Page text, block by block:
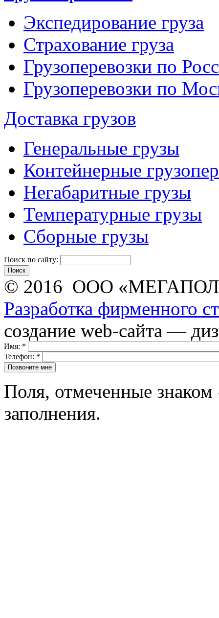
Экспедирование груза
Страхование груза
Грузоперевозки по
Грузоперевозки по
Доставка грузов
Генеральные грузы
Контейнерные
Негабаритные грузы
Температурные грузы
Сборные грузы
Поиск по сайту:
© 2016 ООО
Разработка фирменного
создание web-сайта —
Имя: *
Телефон: *
Поля, отмеченные знаком
заполнения.